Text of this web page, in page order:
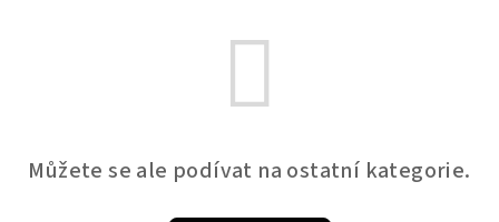
Můžete se ale podívat na ostatní kategorie.